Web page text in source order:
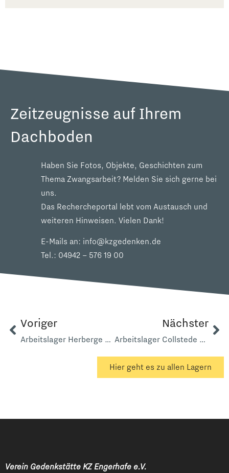
Zeitzeugnisse auf Ihrem
Dachboden
Haben Sie Fotos, Objekte, Geschichten zum
Thema Zwangsarbeit? Melden Sie sich gerne bei
uns.
Das Rechercheportal lebt vom Austausch und
weiteren Hinweisen. Vielen Dank!
E-Mails an: info@kzgedenken.de
Tel.: 04942 – 576 19 00
Voriger
Arbeitslager Herberge zur Heimat Marienstraße
Nächster
Arbeitslager Collstede Reichsbahn
Hier geht es zu allen Lagern
Verein Gedenkstätte KZ Engerhafe e.V.